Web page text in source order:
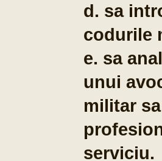
d. sa
codurile
e. sa
unui
militar
serviciu.